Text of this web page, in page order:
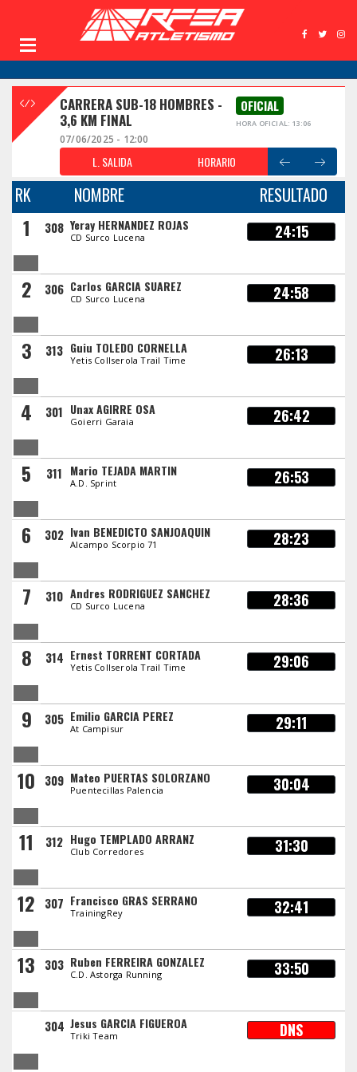
CARRERA SUB-18 HOMBRES -
3,6 KM FINAL
OFICIAL
HORA OFICIAL: 13:06
07/06/2025 - 12:00
L. SALIDA HORARIO
RK NOMBRE RESULTADO
1 308 Yeray HERNANDEZ ROJAS
CD Surco Lucena 24:15
2 306 Carlos GARCIA SUAREZ
CD Surco Lucena 24:58
3 313 Guiu TOLEDO CORNELLA
Yetis Collserola Trail Time 26:13
4 301 Unax AGIRRE OSA
Goierri Garaia 26:42
5 311 Mario TEJADA MARTIN
A.D. Sprint 26:53
6 302 Ivan BENEDICTO SANJOAQUIN
Alcampo Scorpio 71 28:23
7 310 Andres RODRIGUEZ SANCHEZ
CD Surco Lucena 28:36
8 314 Ernest TORRENT CORTADA
Yetis Collserola Trail Time 29:06
9 305 Emilio GARCIA PEREZ
At Campisur 29:11
10 309 Mateo PUERTAS SOLORZANO
Puentecillas Palencia 30:04
11 312 Hugo TEMPLADO ARRANZ
Club Corredores 31:30
12 307 Francisco GRAS SERRANO
TrainingRey 32:41
13 303 Ruben FERREIRA GONZALEZ
C.D. Astorga Running 33:50
304 Jesus GARCIA FIGUEROA
Triki Team DNS